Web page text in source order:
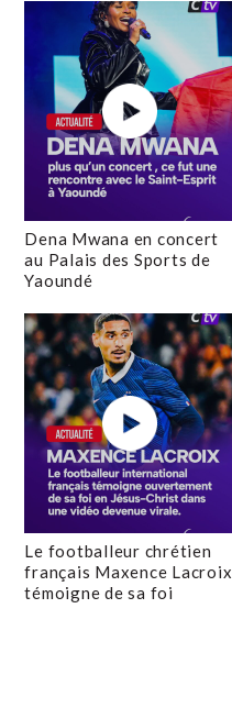
Dena Mwana en concert
au Palais des Sports de
Yaoundé
Le footballeur chrétien
français Maxence Lacroix
témoigne de sa foi